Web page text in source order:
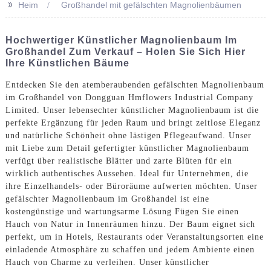
>> Heim Großhandel mit gefälschten Magnolienbäumen
Hochwertiger Künstlicher Magnolienbaum Im
Großhandel Zum Verkauf – Holen Sie Sich Hier
Ihre Künstlichen Bäume
Entdecken Sie den atemberaubenden gefälschten Magnolienbaum
im Großhandel von Dongguan Hmflowers Industrial Company
Limited. Unser lebensechter künstlicher Magnolienbaum ist die
perfekte Ergänzung für jeden Raum und bringt zeitlose Eleganz
und natürliche Schönheit ohne lästigen Pflegeaufwand. Unser
mit Liebe zum Detail gefertigter künstlicher Magnolienbaum
verfügt über realistische Blätter und zarte Blüten für ein
wirklich authentisches Aussehen. Ideal für Unternehmen, die
ihre Einzelhandels- oder Büroräume aufwerten möchten. Unser
gefälschter Magnolienbaum im Großhandel ist eine
kostengünstige und wartungsarme Lösung Fügen Sie einen
Hauch von Natur in Innenräumen hinzu. Der Baum eignet sich
perfekt, um in Hotels, Restaurants oder Veranstaltungsorten eine
einladende Atmosphäre zu schaffen und jedem Ambiente einen
Hauch von Charme zu verleihen. Unser künstlicher